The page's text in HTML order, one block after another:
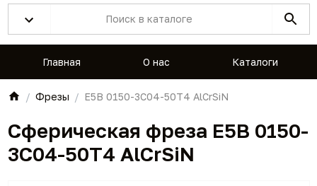
Главная О нас Каталоги
Фрезы E5B 0150-3C04-50T4 AlCrSiN
Сферическая фреза E5B 0150-
3C04-50T4 AlCrSiN